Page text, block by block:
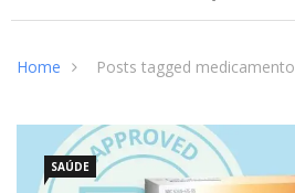
Home Posts tagged medicamento
SAÚDE